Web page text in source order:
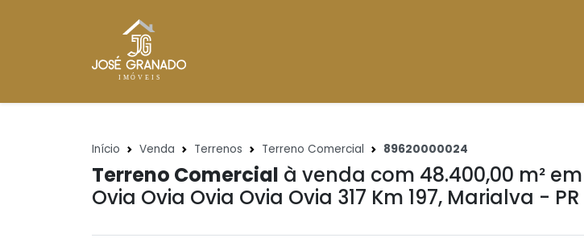
Início Venda Terrenos Terreno Comercial 89620000024
Terreno Comercial à venda com 48.400,00 m² em
Ovia Ovia Ovia Ovia Ovia 317 Km 197, Marialva - PR